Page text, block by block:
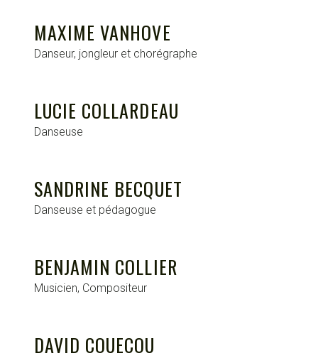
MAXIME VANHOVE
Danseur, jongleur et chorégraphe
LUCIE COLLARDEAU
Danseuse
SANDRINE BECQUET
Danseuse et pédagogue
BENJAMIN COLLIER
Musicien, Compositeur
DAVID COUECOU